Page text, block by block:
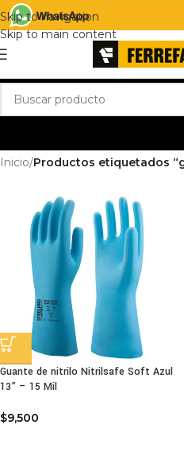
Skip to navigation
Skip to main content
Inicio/Productos etiquetados
Guante de nitrilo Nitrilsafe Soft Azul
13” – 15 Mil
$9,500